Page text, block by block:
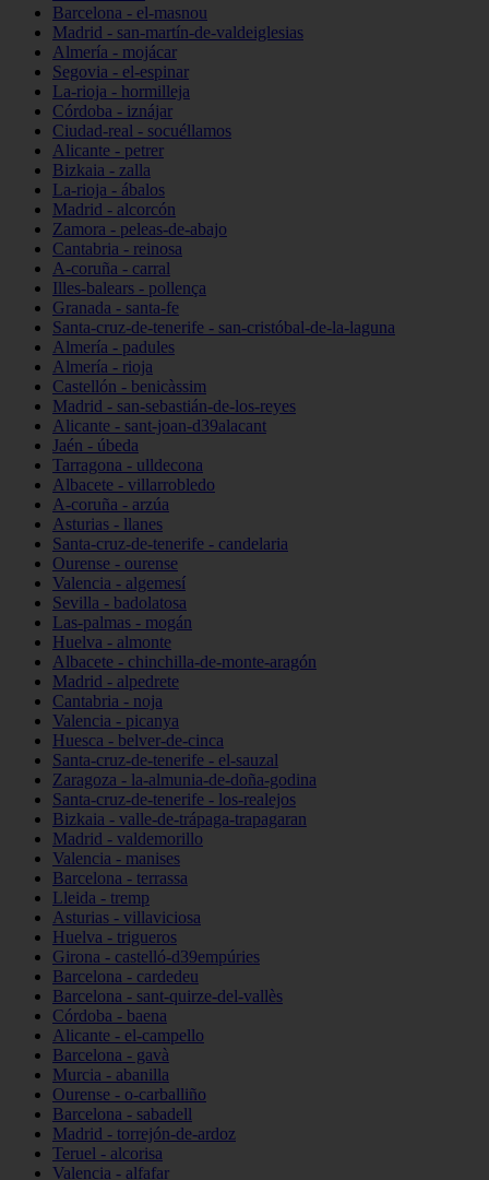
Barcelona - el-masnou
Madrid - san-martín-de-valdeiglesias
Almería - mojácar
Segovia - el-espinar
La-rioja - hormilleja
Córdoba - iznájar
Ciudad-real - socuéllamos
Alicante - petrer
Bizkaia - zalla
La-rioja - ábalos
Madrid - alcorcón
Zamora - peleas-de-abajo
Cantabria - reinosa
A-coruña - carral
Illes-balears - pollença
Granada - santa-fe
Santa-cruz-de-tenerife - san-cristóbal-de-la-laguna
Almería - padules
Almería - rioja
Castellón - benicàssim
Madrid - san-sebastián-de-los-reyes
Alicante - sant-joan-d39alacant
Jaén - úbeda
Tarragona - ulldecona
Albacete - villarrobledo
A-coruña - arzúa
Asturias - llanes
Santa-cruz-de-tenerife - candelaria
Ourense - ourense
Valencia - algemesí
Sevilla - badolatosa
Las-palmas - mogán
Huelva - almonte
Albacete - chinchilla-de-monte-aragón
Madrid - alpedrete
Cantabria - noja
Valencia - picanya
Huesca - belver-de-cinca
Santa-cruz-de-tenerife - el-sauzal
Zaragoza - la-almunia-de-doña-godina
Santa-cruz-de-tenerife - los-realejos
Bizkaia - valle-de-trápaga-trapagaran
Madrid - valdemorillo
Valencia - manises
Barcelona - terrassa
Lleida - tremp
Asturias - villaviciosa
Huelva - trigueros
Girona - castelló-d39empúries
Barcelona - cardedeu
Barcelona - sant-quirze-del-vallès
Córdoba - baena
Alicante - el-campello
Barcelona - gavà
Murcia - abanilla
Ourense - o-carballiño
Barcelona - sabadell
Madrid - torrejón-de-ardoz
Teruel - alcorisa
Valencia - alfafar